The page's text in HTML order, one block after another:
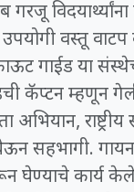
वस्तू वाटप
गाईड या
कॅप्टन म्हणून
अभियान,
सहभागी.
घेण्याचे कार्य